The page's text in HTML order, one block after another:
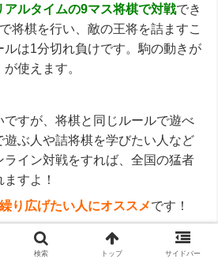
ルタイムの9マス将棋で対戦でき
将棋を行い、敵の王将を詰ますこ
ルは1分切れ負けです。駒の動きが
使えます。
ですが、将棋と同じルールで遊べ
遊ぶ人や詰将棋を学びたい人など
ライン対戦をすれば、全国の猛者
すよ！
り広げたい人にオススメです！
検索 トップ サイドバー